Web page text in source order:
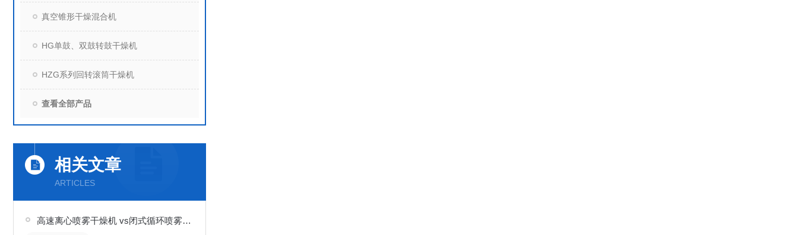
真空锥形干燥混合机
HG单鼓、双鼓转鼓干燥机
HZG系列回转滚筒干燥机
查看全部产品
相关文章
ARTICLES
高速离心喷雾干燥机 vs闭式循环喷雾干燥机：选购指南与科普解析